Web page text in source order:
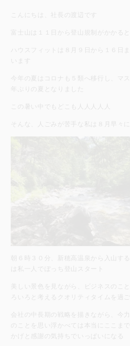
こんにちは、社長の渡辺です
富士山は１１日から登山規制がかかると
ハウスフィットは８月９日から１６日
今年の夏はコロナも５類へ移行し、マ
年ぶりの夏となりました
この暑い中でもどこも人人人人人
そんな、人ごみが苦手な私は８月早々
朝６時３０分、新穂高温泉から入山す
は私一人でぼっち登山スタート
美しい景色を見ながら、ビジネスのこ
ろいろと考えるクオリティタイムを過ご
会社の中長期の戦略を描きながら、今
のことを思い浮かべては本当にここま
かげと感謝の気持ちでいっぱいになる